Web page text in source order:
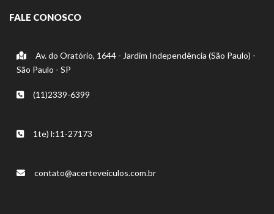
FALE CONOSCO
Av. do Oratório, 1644 - Jardim Independência (São Paulo) -
São Paulo - SP
(11)2339-6399
1te) l:11-27173
contato@acerteveículos.com.br